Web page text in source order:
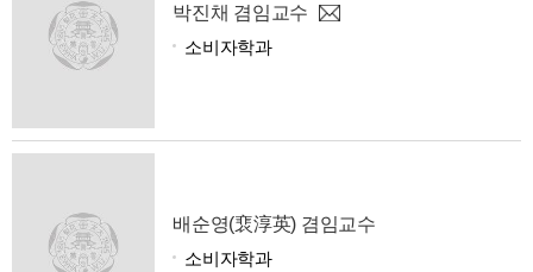
박진채 겸임교수
소비자학과
배순영(裵淳英) 겸임교수
소비자학과